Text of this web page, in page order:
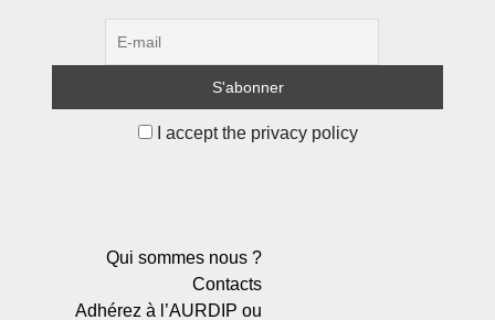
I accept the privacy policy
Qui sommes nous ?
Contacts
Adhérez à l’AURDIP ou